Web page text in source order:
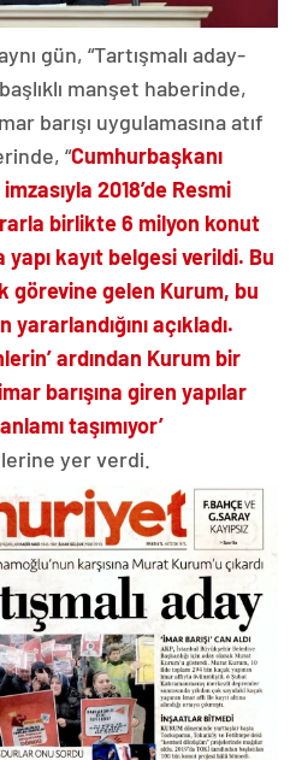
gün, “Tartışmalı aday-
manşet haberinde,
barışı uygulamasına atıf
“Cumhurbaşkanı
2018’de Resmi
birlikte 6 milyon konut
kayıt belgesi verildi. Bu
görevine gelen Kurum, bu
açıkladı.
ardından Kurum bir
barışına giren yapılar
taşımıyor’
yer verdi.